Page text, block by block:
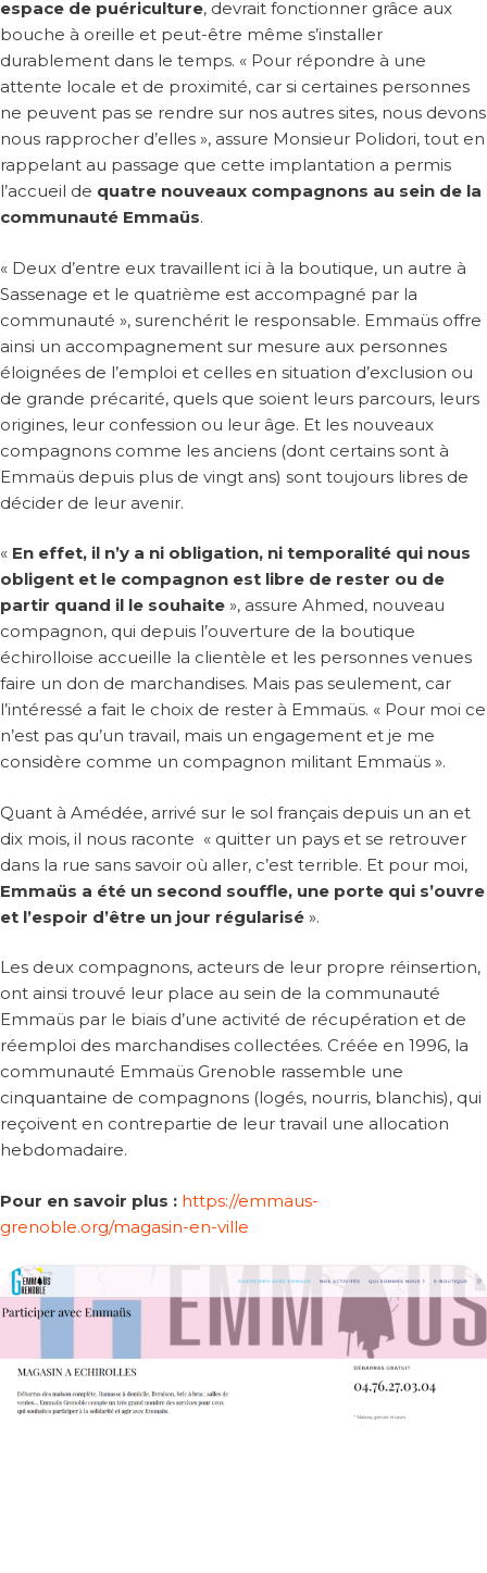
espace de puériculture, devrait fonctionner grâce aux
bouche à oreille et peut-être même s’installer
durablement dans le temps. « Pour répondre à une
attente locale et de proximité, car si certaines personnes
ne peuvent pas se rendre sur nos autres sites, nous devons
nous rapprocher d’elles », assure Monsieur Polidori, tout en
rappelant au passage que cette implantation a permis
l’accueil de quatre nouveaux compagnons au sein de la
communauté Emmaüs.
« Deux d’entre eux travaillent ici à la boutique, un autre à
Sassenage et le quatrième est accompagné par la
communauté », surenchérit le responsable. Emmaüs offre
ainsi un accompagnement sur mesure aux personnes
éloignées de l’emploi et celles en situation d’exclusion ou
de grande précarité, quels que soient leurs parcours, leurs
origines, leur confession ou leur âge. Et les nouveaux
compagnons comme les anciens (dont certains sont à
Emmaüs depuis plus de vingt ans) sont toujours libres de
décider de leur avenir.
« En effet, il n’y a ni obligation, ni temporalité qui nous
obligent et le compagnon est libre de rester ou de
partir quand il le souhaite », assure Ahmed, nouveau
compagnon, qui depuis l’ouverture de la boutique
échirolloise accueille la clientèle et les personnes venues
faire un don de marchandises. Mais pas seulement, car
l’intéressé a fait le choix de rester à Emmaüs. « Pour moi ce
n’est pas qu’un travail, mais un engagement et je me
considère comme un compagnon militant Emmaüs ».
Quant à Amédée, arrivé sur le sol français depuis un an et
dix mois, il nous raconte « quitter un pays et se retrouver
dans la rue sans savoir où aller, c’est terrible. Et pour moi,
Emmaüs a été un second souffle, une porte qui s’ouvre
et l’espoir d’être un jour régularisé ».
Les deux compagnons, acteurs de leur propre réinsertion,
ont ainsi trouvé leur place au sein de la communauté
Emmaüs par le biais d’une activité de récupération et de
réemploi des marchandises collectées. Créée en 1996, la
communauté Emmaüs Grenoble rassemble une
cinquantaine de compagnons (logés, nourris, blanchis), qui
reçoivent en contrepartie de leur travail une allocation
hebdomadaire.
Pour en savoir plus : https://emmaus-
grenoble.org/magasin-en-ville